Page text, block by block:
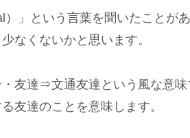
）」という言葉を聞いたことが
なくないかと思います。
友達⇒文通友達という風な意
友達のことを意味します。